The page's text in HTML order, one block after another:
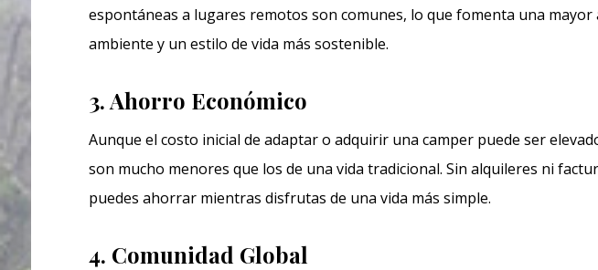
espontáneas a lugares remotos son comunes, lo que fomenta una
ambiente y un estilo de vida más sostenible.
3. Ahorro Económico
Aunque el costo inicial de adaptar o adquirir una camper puede ser
son mucho menores que los de una vida tradicional. Sin alquileres ni
puedes ahorrar mientras disfrutas de una vida más simple.
4. Comunidad Global